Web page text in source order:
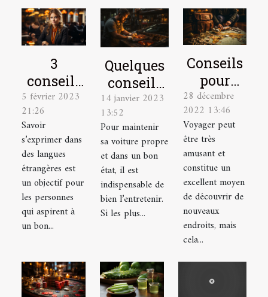
3
conseils
pour
mieux
parler
une
langue
étrangère
5 février 2023
21:26
Savoir
s’exprimer dans
des langues
étrangères est
un objectif pour
les personnes
qui aspirent à
un bon...
Quelques
conseils
pour bien
entretenir
sa voiture
14 janvier 2023
13:52
Pour maintenir
sa voiture propre
et dans un bon
état, il est
indispensable de
bien l’entretenir.
Si les plus...
Conseils
pour
élaborer
le plan
de
voyage
idéal
28 décembre
2022 13:46
Voyager peut
être très
amusant et
constitue un
excellent moyen
de découvrir de
nouveaux
endroits, mais
cela...